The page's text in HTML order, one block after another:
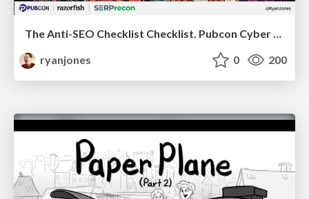
The Anti-SEO Checklist Checklist. Pubcon Cyber Week
ryanjones
0 200